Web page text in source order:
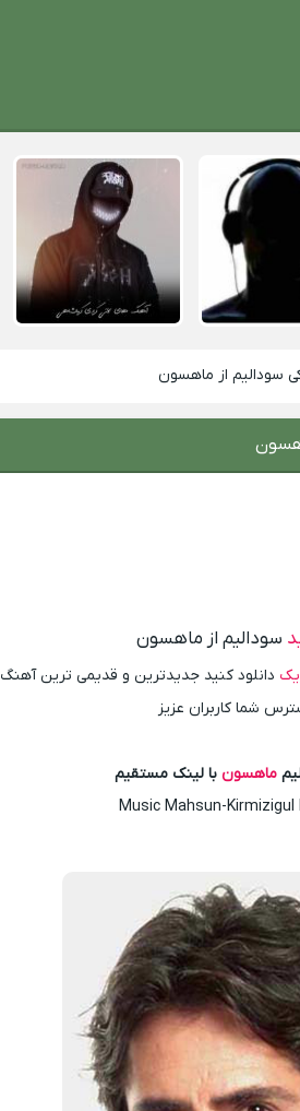
سودالیم از ماهسون
سودالیم از ماهسون
دانلود کنید جدیدترین و قدیمی ترین آهنگ
شما کاربران عزیز
ماهسون با لینک مستقیم
Music Mahsun-Kirmizigul